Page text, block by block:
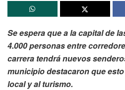
Se espera que a la capital de
4.000 personas entre
carrera tendrá nuevos
municipio destacaron que
local y al turismo.